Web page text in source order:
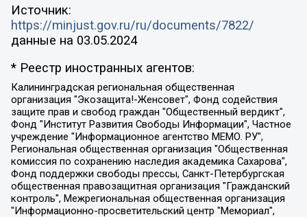
Источник:
https://minjust.gov.ru/ru/documents/7822/
данные на 03.05.2024
* Реестр иностранных агентов:
Калининградская региональная общественная организация "Экозащита!-Женсовет", Фонд содействия защите прав и свобод граждан "Общественный вердикт", Фонд "Институт Развития Свободы Информации", Частное учреждение "Информационное агентство МЕМО. РУ", Региональная общественная организация "Общественная комиссия по сохранению наследия академика Сахарова", Фонд поддержки свободы прессы, Санкт-Петербургская общественная правозащитная организация "Гражданский контроль", Межрегиональная общественная организация "Информационно-просветительский центр "Мемориал", Региональный Фонд "Центр Защиты Прав Средств Массовой Информации", с 05.12.2023 Фонд "Центр Защиты Прав Средств массовой информации", Региональная общественная благотворительная организация помощи беженцам и мигрантам "Гражданское содействие", Негосударственное образовательное учреждение дополнительного профессионального образования (повышение квалификации) специалистов "АКАДЕМИЯ ПО ПРАВАМ ЧЕЛОВЕКА", Свердловская региональная общественная организация "Сутяжник", Автономная некоммерческая организация "Центр независимых социологических исследований", Союз общественных объединений "Российский исследовательский центр по правам человека", Региональное общественное учреждение научно-информационный центр "МЕМОРИАЛ", Некоммерческая организация "Фонд защиты гласности", Автономная некоммерческая организация "Институт прав человека", Городская общественная организация "Екатеринбургское общество "МЕМОРИАЛ", Городская общественная организация "Рязанское историко-просветительское и правозащитное общество "Мемориал" (Рязанский Мемориал), Челябинский региональный орган общественной самодеятельности – женское общественное объединение "Женщины Евразии", Челябинский региональный орган общественной самодеятельности "Уральская правозащитная группа", Фонд содействия защите здоровья и социальной справедливости имени Андрея Рылькова, Автономная Некоммерческая Организация "Аналитический Центр Юрия Левады", Автономная некоммерческая организация социальной поддержки населения "Проект Апрель", Региональная общественная организация помощи женщинам и детям, находящимся в кризисной ситуации "Информационно-методический центр "Анна", Фонд содействия развитию массовых коммуникаций и правовому просвещению "Так-так-Так", Фонд содействия устойчивому развитию "Серебряная тайга", Свердловский региональный общественный фонд социальных проектов "Новое время", "Idel.Реалии", Кавказ.Реалии, Крым.Реалии, Телеканал Настоящее Время, Татаро-башкирская служба Радио Свобода (Azatliq Radiosi), Радио Свободная Европа/Радио Свобода (PCE/PC), "Сибирь.Реалии", "Фактограф", Благотворительный фонд помощи осужденным и их семьям, Автономная некоммерческая организация "Институт глобализации и социальных движений", Фонд "В защиту прав заключенных", Частное учреждение "Центр поддержки и содействия развитию средств массовой информации", Пензенский региональный общественный благотворительный фонд "Гражданский союз", "Север.Реалии", Некоммерческая организация Фонд "Правовая инициатива", Общество с ограниченной ответственностью "Радио Свободная Европа/Радио Свобода", Чешское информационное агентство "MEDIUM-ORIENT", Красноярская региональная общественная организация "Мы против СПИДа", Камалягин Денис Николаевич, Маркелов Сергей Евгеньевич, Пономарев Лев Александрович, Савицкая Людмила Алексеевна, Автономная некоммерческая организация "Центр по работе с проблемой насилия "НАСИЛИЮ.НЕТ", Межрегиональный профессиональный союз работников здравоохранения "Альянс врачей", Юридическое лицо, зарегистрированное в Латвийской Республике, SIA "Medusa Project" (регистрационный номер 40103797863, дата регистрации 10.06.2014), Некоммерческая организация "Фонд по борьбе с коррупцией", Автономная некоммерческая организация "Институт права и публичной политики", Баданин Роман Сергеевич, Гликин Максим Александрович, Железнова Мария Михайловна, Лукьянова Юлия Сергеевна, Маетная Елизавета Витальевна, Маняхин Петр Борисович, Чуракова Ольга Владимировна, Ярош Юлия Петровна, Юридическое лицо "The Insider SIA", зарегистрированное в Риге, Латвийская Республика (дата регистрации 26.06.2015), являющееся администратором доменного имени интернет-издания "The Insider SIA", https://theins.ru, Постернак Алексей Евгеньевич, Рубин Михаил Аркадьевич, Анин Роман Александрович, Юридическое лицо Istories fonds, зарегистрированное в Латвийской Республике (регистрационный номер 50008295751, дата регистрации 24.02.2020), Великовский Дмитрий Александрович, Долинина Ирина Николаевна, Мароховская Алеся Алексеевна, Шлейнов Роман Юрьевич, Шмагун Олеся Валентиновна, Общество с ограниченной ответственностью "Альтаир 2021", Общество с ограниченной ответственностью "Вега 2021", Общество с ограниченной ответственностью "Главный редактор 2021", Общество с ограниченной ответственностью "Ромашки монолит", Важенков Артем Валерьевич, Ивановская областная общественная организация "Центр гендерных исследований", Гурман Юрий Альбертович, Медиапроект "ОВД-Инфо", Егоров Владимир Владимирович, Жилинский Владимир Александрович, Общество с ограниченной ответственностью "ЗП", Иванова София Юрьевна, Карезина Инна Павловна, Кильтау Екатерина Викторовна, Петров Алексей Викторович, Пискунов Сергей Евгеньевич, Смирнов Сергей Сергеевич, Тихонов Михаил Сергеевич, Общество с ограниченной ответственностью "ЖУРНАЛИСТ-ИНОСТРАННЫЙ АГЕНТ", Арапова Галина Юрьевна, Вольтская Татьяна Анатольевна, Американская компания "Mason G.E.S. Anonymous Foundation" (США), являющаяся владельцем интернет-издания https://mnews.world/, Компания "Stichting Bellingcat", зарегистрированная в Нидерландах (дата регистрации 11.07.2018), Захаров Андрей Вячеславович, Клепиковская Екатерина Дмитриевна, Общество с ограниченной ответственностью "МЕМО", Перл Роман Александрович, Симонов Евгений Алексеевич, Соловьева Елена Анатольевна, Сотников Даниил Владимирович, Сурначева Елизавета Дмитриевна, Автономная некоммерческая организация по защите прав человека и информированию населения "Якутия – Наше Мнение", Общество с ограниченной ответственностью "Москоу диджитал медиа", с 26.01.2023 Общество с ограниченной ответственностью "Чайка Белые сады", Ветошкина Валерия Валерьевна, Заговора Максим Александрович, Межрегиональное общественное движение "Российская ЛГБТ - сеть", Оленичев Максим Владимирович, Павлов Иван Юрьевич, Скворцова Елена Сергеевна, Общество с ограниченной ответственностью "Как бы инагент", Кочетков Игорь Викторович, Общество с ограниченной ответственностью "Честные выборы", Еланчик Олег Александрович, Общество с ограниченной ответственностью "Нобелевский призыв", Гималова Регина Эмилевна, Григорьев Андрей Валерьевич, Григорьева Алина Александровна, Ассоциация по содействию защите прав призывников, альтернативнослужащих и военнослужащих "Правозащитная группа "Гражданин.Армия.Право", Хисамова Регина Фаритовна, Автономная некоммерческая организация по реализации социально-правовых программ "Лилит", Дальневосточное общественное движение "Маяк", Санкт-Петербургская ЛГБТ-инициативная группа "Выход", Инициативная группа ЛГБТ+ "Реверс", Алексеев Андрей Викторович, Бекбулатова Таисия Львовна, Беляев Иван Михайлович, Владыкина Елена Сергеевна, Гельман Марат Александрович, Никульшина Вероника Юрьевна, Толоконникова Надежда Андреевна, Шендерович Виктор Анатольевич, Общество с ограниченной ответственностью "Данное сообщение", Общество с ограниченной ответственностью Издательский дом "Новая глава", Айнбиндер Александра Александровна, Московский комьюнити-центр для ЛГБТ+инициатив, Благотворительный фонд развития филантропии, Deutsche Welle (Германия, Kurt-Schumacher-Strasse 3, 53113 Bonn), Борзунова Мария Михайловна, Воробьев Виктор Викторович, Голубева Анна Львовна, Константинова Алла Михайловна, Малкова Ирина Владимировна, Мурадов Мурад Абдулгалимович, Осетинская Елизавета Николаевна, Понасенков Евгений Николаевич, Ганапольский Матвей Юрьевич, Киселев Евгений Алексеевич, Борухович Ирина Григорьевна, Дремин Иван Тимофеевич, Дубровский Дмитрий Викторович, Красноярская региональная общественная организация поддержки и развития альтернативных образовательных технологий и межкультурных коммуникаций "ИНТЕРРА", Маяковская Екатерина Алексеевна, Фейгин Марк Захарович, Филимонов Андрей Викторович, Дзугкоева Регина Николаевна, Доброхотов Роман Александрович, Дудь Юрий Александрович, Елкин Сергей Владимирович, Кругликов Кирилл Игоревич, Сабунаева Мария Леонидовна, Семенов Алексей Владимирович, Шаинян Карен Багратович, Шульман Екатерина Михайловна, Асафьев Артур Валерьевич, Вахштайн Виктор Семенович, Венедиктов Алексей Алексеевич, Лушникова Екатерина Евгеньевна, Волков Леонид Михайлович, Невзоров Александр Глебович, Пархоменко Сергей Борисович, Сироткин Ярослав Николаевич, Кара-Мурза Владимир Владимирович, Баранова Наталья Владимировна, Гозман Леонид Яковлевич, Кагарлицкий Борис Юльевич, Климарев Михаил Валерьевич, Милов Владимир Станиславович, Автономная некоммерческая организация Краснодарский центр современного искусства "Типография", Моргенштерн Алишер Тагирович, Соболь Любовь Эдуардовна, Общество с ограниченной ответственностью "ЛИЗА НОРМ", Каспаров Гарри Кимович, Ходорковский Михаил Борисович, Общество с ограниченной ответственностью "Апрельские тезисы", Данилович Ирина Брониславовна, Кашин Олег Владимирович, Петров Николай Владимирович, Пивоваров Алексей Владимирович, Соколов Михаил Владимирович, Цветкова Юлия Владимировна, Чичваркин Евгений Александрович, Комитет против пыток/Команда против пыток, Общество с ограниченной ответственностью "Первый научный", Общество с ограниченной ответственностью "Вертолет и ко", Белоцерковская Вероника Борисовна, Кац Максим Евгеньевич, Лазарева Татьяна Юрьевна, Шаведдинов Руслан Табризович, Яшин Илья Валерьевич, Общество с ограниченной ответственностью "Иноагент ААВ", Алешковский Дмитрий Петрович, Альбац Евгения Марковна, Быков Дмитрий Львович, Галямина Юлия Евгеньевна, Лойко Сергей Леонидович, Мартынов Кирилл Константинович, Медведев Сергей Александрович, Крашенинников Федор Геннадиевич, Гордеева Катерина Вл